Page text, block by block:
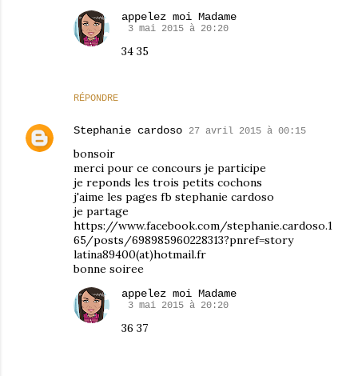
RÉPONDRE
appelez moi Madame
3 mai 2015 à 20:20
34 35
Stephanie cardoso 27 avril 2015 à 00:15
bonsoir
merci pour ce concours je participe
je reponds les trois petits cochons
j'aime les pages fb stephanie cardoso
je partage
https://www.facebook.com/stephanie.cardoso.1
65/posts/698985960228313?pnref=story
latina89400(at)hotmail.fr
bonne soiree
appelez moi Madame
3 mai 2015 à 20:20
36 37